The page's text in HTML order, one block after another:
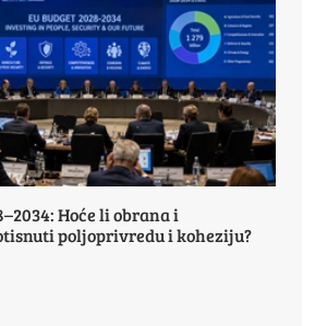
Hoće li obrana i
poljoprivredu i koheziju?